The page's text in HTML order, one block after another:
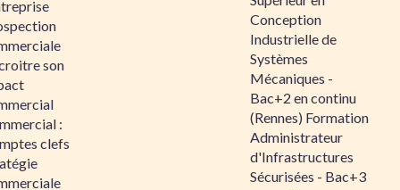
son
:
clefs
Conception
Industrielle de
Systèmes
Mécaniques -
Bac+2 en continu
(Rennes) Formation
Administrateur
d'Infrastructures
Sécurisées - Bac+3